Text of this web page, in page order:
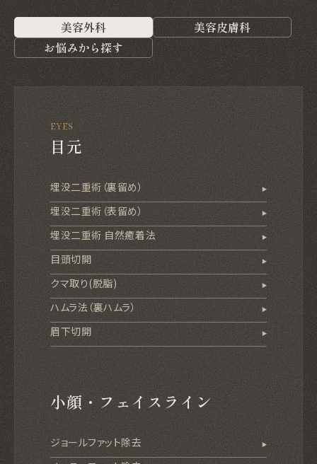
美容外科
美容皮膚科
お悩みから探す
EYES
目元
埋没二重術（裏留め）
埋没二重術（表留め）
埋没二重術 自然癒着法
目頭切開
クマ取り(脱脂)
ハムラ法（裏ハムラ）
眉下切開
小顔・フェイスライン
ジョールファット除去